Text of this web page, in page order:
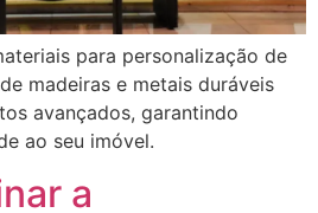
para personalização de
madeiras e metais duráveis
avançados, garantindo
ao seu imóvel.
a